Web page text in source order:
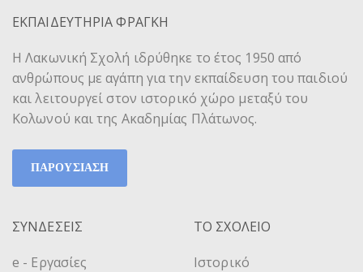
ΕΚΠΑΙΔΕΥΤΗΡΙΑ ΦΡΑΓΚΗ
Η Λακωνική Σχολή ιδρύθηκε το έτος 1950 από
ανθρώπους με αγάπη για την εκπαίδευση του παιδιού
και λειτουργεί στον ιστορικό χώρο μεταξύ του
Κολωνού και της Ακαδημίας Πλάτωνος.
ΠΑΡΟΥΣΙΑΣΗ
ΣΥΝΔΕΣΕΙΣ
e - Εργασίες
ΤΟ ΣΧΟΛΕΙΟ
Ιστορικό